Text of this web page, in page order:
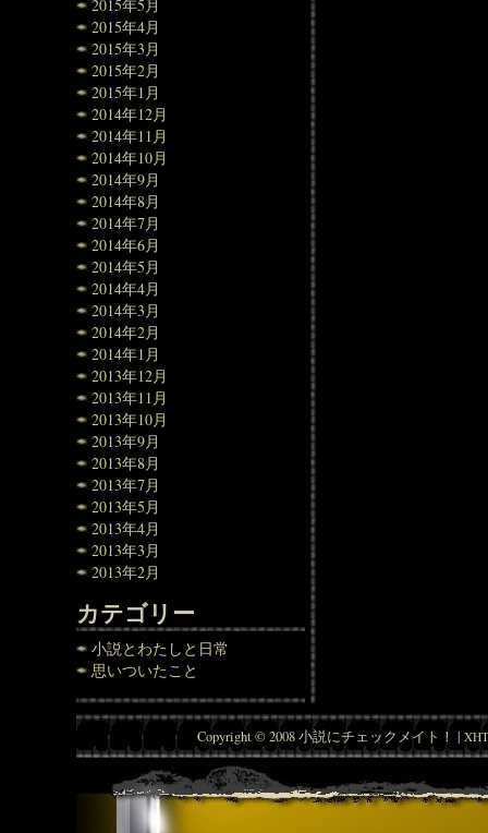
2015年5月
2015年4月
2015年3月
2015年2月
2015年1月
2014年12月
2014年11月
2014年10月
2014年9月
2014年8月
2014年7月
2014年6月
2014年5月
2014年4月
2014年3月
2014年2月
2014年1月
2013年12月
2013年11月
2013年10月
2013年9月
2013年8月
2013年7月
2013年5月
2013年4月
2013年3月
2013年2月
カテゴリー
小説とわたしと日常
思いついたこと
Copyright © 2008 小説にチェックメイト！ |